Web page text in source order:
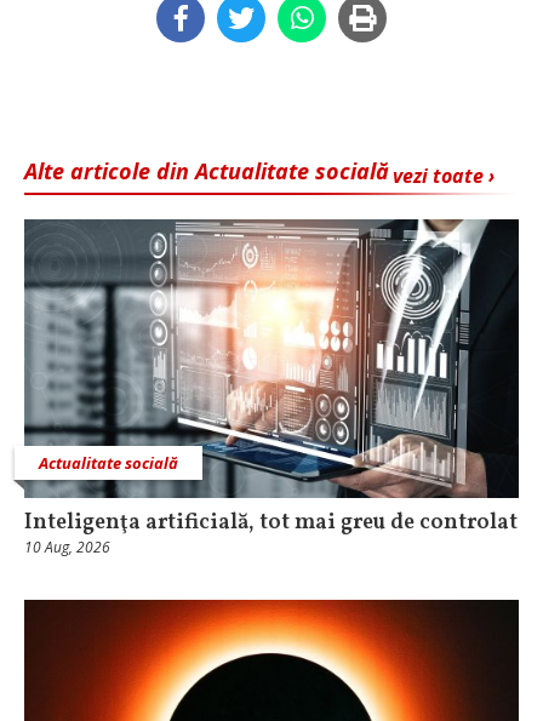
vezi toate ›
Alte articole din Actualitate socială
Actualitate socială
Inteligenţa artificială, tot mai greu de controlat
10 Aug, 2026